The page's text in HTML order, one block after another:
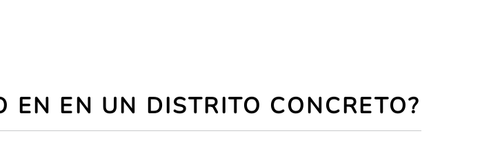
EN EN UN DISTRITO CONCRETO?